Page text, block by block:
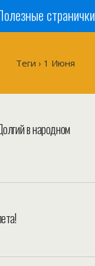
странички
Теги › 1 Июня
в народном